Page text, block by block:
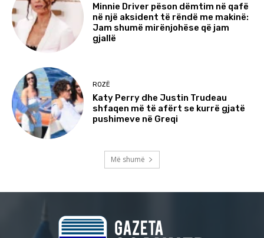
Minnie Driver pëson dëmtim në qafë
në një aksident të rëndë me makinë:
Jam shumë mirënjohëse që jam
gjallë
ROZË
Katy Perry dhe Justin Trudeau
shfaqen më të afërt se kurrë gjatë
pushimeve në Greqi
Më shumë